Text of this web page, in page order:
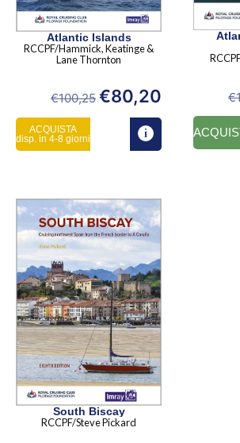
Atlantic Islands
RCCPF/Hammick, Keatinge &
Lane Thornton
€100,25 €80,20
ACQUISTA
disp. in 4-8 giorni
€
South Biscay
RCCPF/Steve Pickard